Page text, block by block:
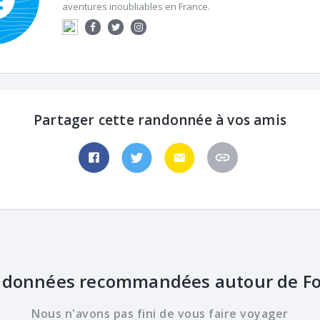
aventures inoubliables en France.
Partager cette randonnée à vos amis
recommandées autour de
Nous n'avons pas fini de vous faire voyager